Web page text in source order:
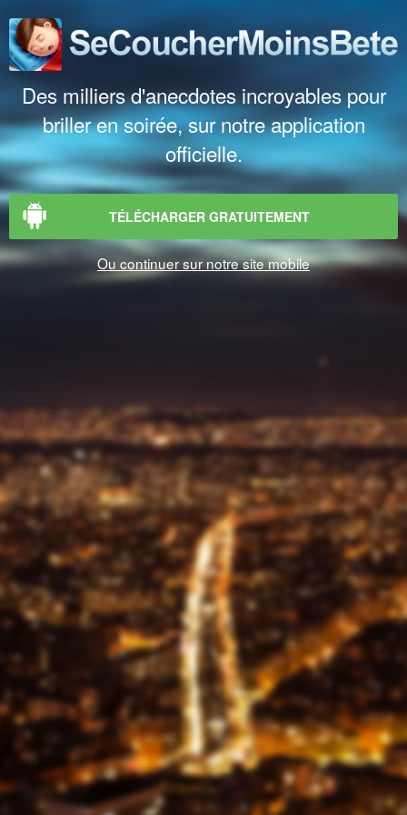
Des milliers d'anecdotes incroyables pour
briller en soirée, sur notre application
officielle.
TÉLÉCHARGER GRATUITEMENT
Ou continuer sur notre site mobile